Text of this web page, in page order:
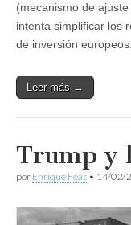
(mecanismo de
intenta simplificar los
de inversión europeos.
Leer más →
Trump y
por Enrique Feás • 14/02/